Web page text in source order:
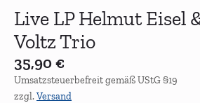
Live LP Helmut Eisel
Voltz Trio
35,90 €
Umsatzsteuerbefreit gemäß UStG §19
zzgl.Versand